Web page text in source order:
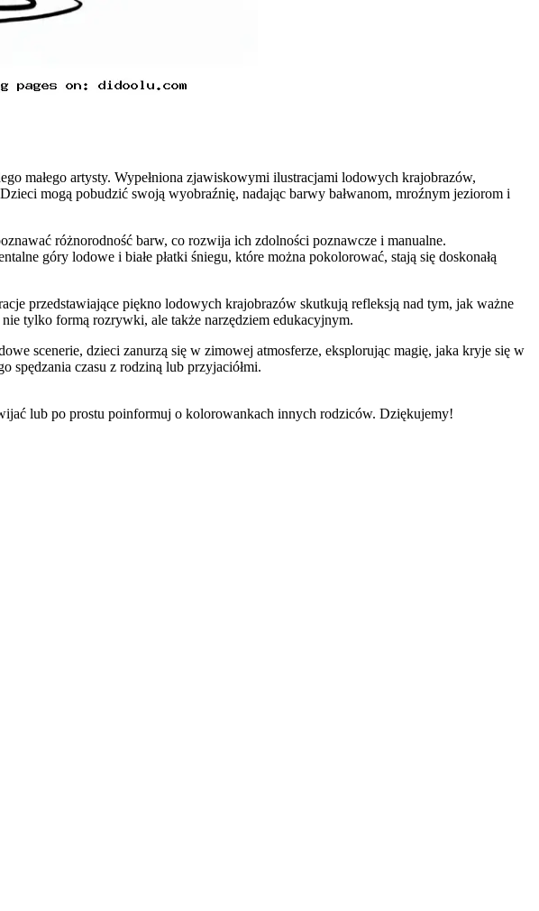
małego artysty. Wypełniona zjawiskowymi ilustracjami lodowych krajobrazów,
mogą pobudzić swoją wyobraźnię, nadając barwy bałwanom, mroźnym jeziorom i
różnorodność barw, co rozwija ich zdolności poznawcze i manualne.
góry lodowe i białe płatki śniegu, które można pokolorować, stają się doskonałą
przedstawiające piękno lodowych krajobrazów skutkują refleksją nad tym, jak ważne
tylko formą rozrywki, ale także narzędziem edukacyjnym.
scenerie, dzieci zanurzą się w zimowej atmosferze, eksplorując magię, jaka kryje się w
spędzania czasu z rodziną lub przyjaciółmi.
lub po prostu poinformuj o kolorowankach innych rodziców. Dziękujemy!